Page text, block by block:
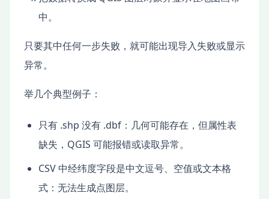
中。
只要其中任何一步失败，就可能出现导入失败或显示
异常。
举几个典型例子：
只有 .shp 没有 .dbf：几何可能存在，但属性表
缺失，QGIS 可能报错或读取异常。
CSV 中经纬度字段是中文逗号、空值或文本格
式：无法生成点图层。